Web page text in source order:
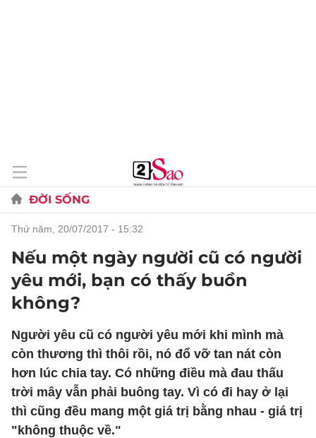
ĐỜI SỐNG
thứ năm, 20/07/2017 - 15:32
Nếu một ngày người cũ có người
yêu mới, bạn có thấy buồn
không?
Người yêu cũ có người yêu mới khi mình mà
còn thương thì thôi rồi, nó đổ vỡ tan nát còn
hơn lúc chia tay. Có những điều mà đau thấu
trời mây vẫn phải buông tay. Vì có đi hay ở lại
thì cũng đều mang một giá trị bằng nhau - giá trị
"không thuộc về."